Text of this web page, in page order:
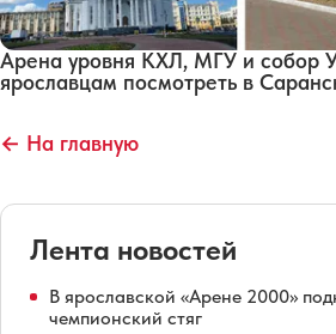
Арена уровня КХЛ, МГУ и собор
ярославцам посмотреть в
← На главную
Лента новостей
В ярославской «Арене 2000»
чемпионский стяг